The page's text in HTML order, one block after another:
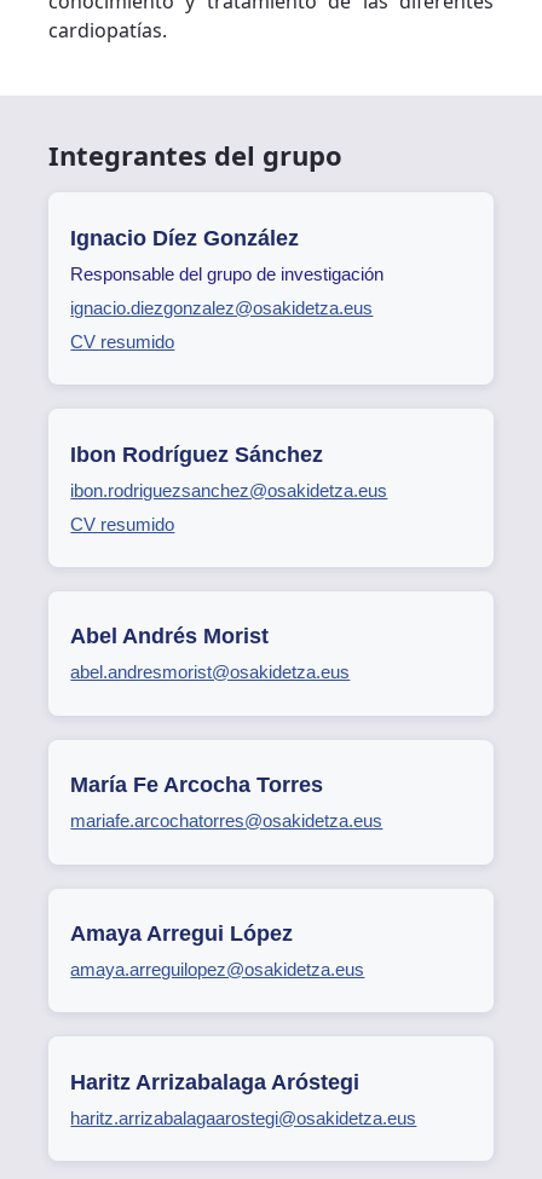
cardiopatías.
Integrantes del grupo
Ignacio Díez González
Responsable del grupo de investigación
ignacio.diezgonzalez@osakidetza.eus
CV resumido
Ibon Rodríguez Sánchez
ibon.rodriguezsanchez@osakidetza.eus
CV resumido
Abel Andrés Morist
abel.andresmorist@osakidetza.eus
María Fe Arcocha Torres
mariafe.arcochatorres@osakidetza.eus
Amaya Arregui López
amaya.arreguilopez@osakidetza.eus
Haritz Arrizabalaga Aróstegi
haritz.arrizabalagaarostegi@osakidetza.eus